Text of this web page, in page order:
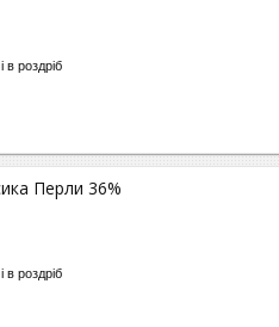
в роздріб
Перли 36%
в роздріб